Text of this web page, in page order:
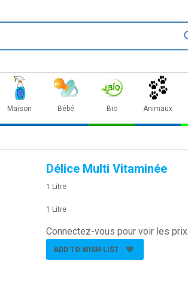
Maison Bébé Bio Animaux
Délice Multi Vitaminée
1 Litre
1 Litre
Connectez-vous pour voir les prix
ADD TO WISH LIST